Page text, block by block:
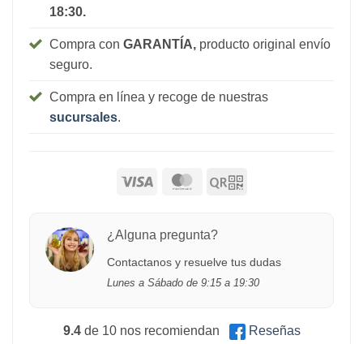
18:30.
Compra con GARANTÍA,producto original envío
seguro.
Compra en línea y recoge de nuestras
sucursales.
¿Alguna pregunta?
Contactanos y resuelve tus dudas
Lunes a Sábado de 9:15 a 19:30
9.4de 10 nos recomiendan Reseñas